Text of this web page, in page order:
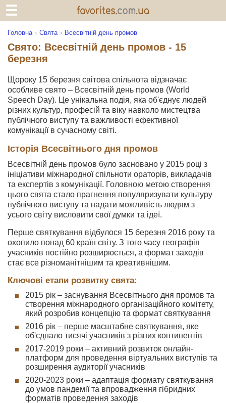
Головна Свята Всесвітній день промов
Свято: Всесвітній день промов - 15
березня
Щороку 15 березня світова спільнота відзначає
особливе свято – Всесвітній день промов (World
Speech Day). Це унікальна подія, яка об'єднує людей
різних культур, професій та віку навколо мистецтва
публічного виступу та важливості ефективної
комунікації в сучасному світі.
Історія Всесвітнього дня промов
Всесвітній день промов було засновано у 2015 році з
ініціативи міжнародної спільноти ораторів, викладачів
та експертів з комунікації. Головною метою створення
цього свята стало прагнення популяризувати культуру
публічного виступу та надати можливість людям з
усього світу висловити свої думки та ідеї.
Перше святкування відбулося 15 березня 2016 року та
охопило понад 60 країн світу. З того часу географія
учасників постійно розширюється, а формат заходів
стає все різноманітнішим та креативнішим.
Ключові етапи розвитку свята:
2015 рік – заснування Всесвітнього дня промов та
створення міжнародного організаційного комітету,
який розробив концепцію та формат святкування
2016 рік – перше масштабне святкування, яке
об'єднало тисячі учасників з різних континентів
2017-2019 роки – активний розвиток онлайн-
платформ для проведення віртуальних виступів та
розширення аудиторії учасників
2020-2023 роки – адаптація формату святкування
до умов пандемії та впровадження гібридних
форматів проведення заходів